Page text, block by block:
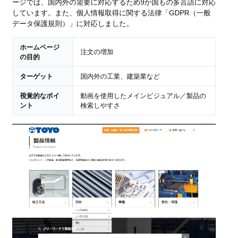
ージでは、国内外の需要に対応するため9か国もの多言語に対応
しています。また、個人情報取得に関する法律「GDPR（一般
データ保護規則）」に対応しました。
ホームページ
の目的
注文の増加
ターゲット 国内外の工業、建築業など
視覚的なポイ
ント
動画を使用したメインビジュアル／製品の
検索しやすさ